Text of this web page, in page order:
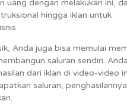
uang dengan melakukan ini,
hingga iklan untuk
Anda juga bisa memulai
saluran sendiri.
dari iklan di video-video
saluran,